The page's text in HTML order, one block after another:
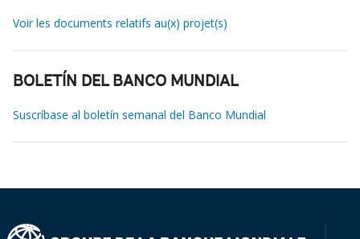
Voir les documents relatifs au(x) projet(s)
BOLETÍN DEL BANCO MUNDIAL
Suscríbase al boletín semanal del Banco Mundial